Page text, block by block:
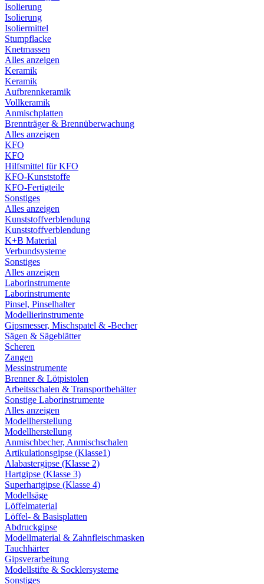
Isolierung
Isolierung
Isoliermittel
Stumpflacke
Knetmassen
Alles anzeigen
Keramik
Keramik
Aufbrennkeramik
Vollkeramik
Anmischplatten
Brennträger & Brennüberwachung
Alles anzeigen
KFO
KFO
Hilfsmittel für KFO
KFO-Kunststoffe
KFO-Fertigteile
Sonstiges
Alles anzeigen
Kunststoffverblendung
Kunststoffverblendung
K+B Material
Verbundsysteme
Sonstiges
Alles anzeigen
Laborinstrumente
Laborinstrumente
Pinsel, Pinselhalter
Modellierinstrumente
Gipsmesser, Mischspatel & -Becher
Sägen & Sägeblätter
Scheren
Zangen
Messinstrumente
Brenner & Lötpistolen
Arbeitsschalen & Transportbehälter
Sonstige Laborinstrumente
Alles anzeigen
Modellherstellung
Modellherstellung
Anmischbecher, Anmischschalen
Artikulationsgipse (Klasse1)
Alabastergipse (Klasse 2)
Hartgipse (Klasse 3)
Superhartgipse (Klasse 4)
Modellsäge
Löffelmaterial
Löffel- & Basisplatten
Abdruckgipse
Modellmaterial & Zahnfleischmasken
Tauchhärter
Gipsverarbeitung
Modellstifte & Socklersysteme
Sonstiges